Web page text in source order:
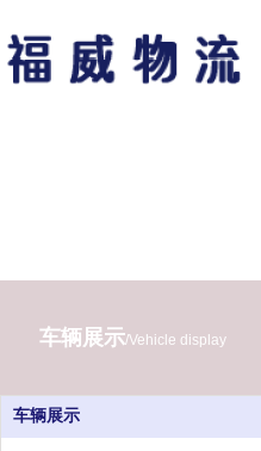
车辆展示/Vehicle display
车辆展示